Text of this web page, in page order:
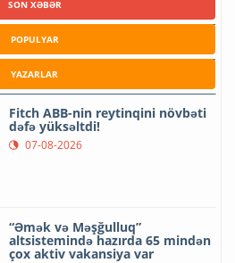
SON XƏBƏR
POPULYAR
YAZARLAR
Fitch ABB-nin reytinqini növbəti
dəfə yüksəltdi!
07-08-2026
“Əmək və Məşğulluq”
altsistemində hazırda 65 mindən
çox aktiv vakansiya var